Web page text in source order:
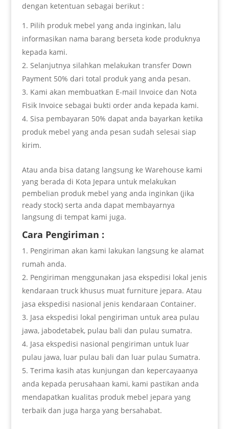
dengan ketentuan sebagai berikut :
Pilih produk mebel yang anda inginkan, lalu
informasikan nama barang berseta kode produknya
kepada kami.
Selanjutnya silahkan melakukan transfer Down
Payment 50% dari total produk yang anda pesan.
Kami akan membuatkan E-mail Invoice dan Nota
Fisik Invoice sebagai bukti order anda kepada kami.
Sisa pembayaran 50% dapat anda bayarkan ketika
produk mebel yang anda pesan sudah selesai siap
kirim.
Atau anda bisa datang langsung ke Warehouse kami
yang berada di Kota Jepara untuk melakukan
pembelian produk mebel yang anda inginkan (jika
ready stock) serta anda dapat membayarnya
langsung di tempat kami juga.
Cara Pengiriman :
Pengiriman akan kami lakukan langsung ke alamat
rumah anda.
Pengiriman menggunakan jasa ekspedisi lokal jenis
kendaraan truck khusus muat furniture jepara. Atau
jasa ekspedisi nasional jenis kendaraan Container.
Jasa ekspedisi lokal pengiriman untuk area pulau
jawa, jabodetabek, pulau bali dan pulau sumatra.
Jasa ekspedisi nasional pengiriman untuk luar
pulau jawa, luar pulau bali dan luar pulau Sumatra.
Terima kasih atas kunjungan dan kepercayaanya
anda kepada perusahaan kami, kami pastikan anda
mendapatkan kualitas produk mebel jepara yang
terbaik dan juga harga yang bersahabat.